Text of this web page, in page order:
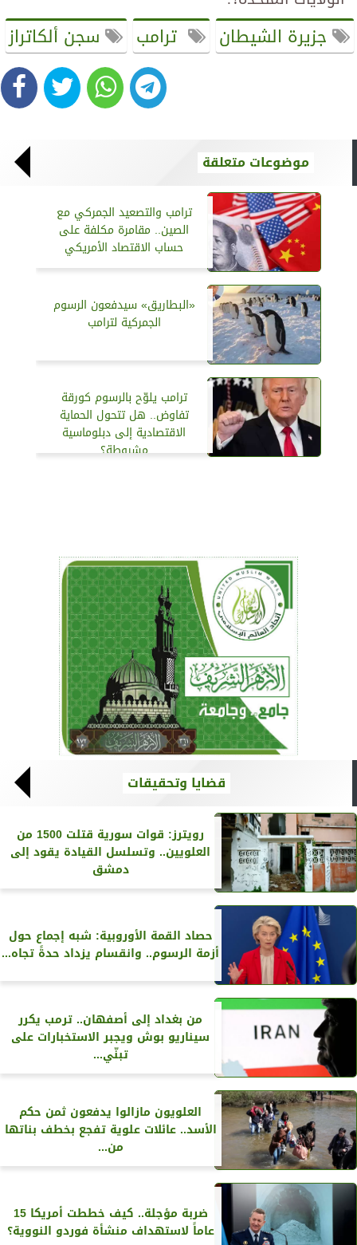
جزيرة الشيطان ترامب سجن ألكاتراز
موضوعات متعلقة
ترامب والتصعيد الجمركي مع
الصين.. مقامرة مكلفة على
حساب الاقتصاد الأمريكي
«البطاريق» سيدفعون الرسوم
الجمركية لترامب
ترامب يلوّح بالرسوم كورقة
تفاوض.. هل تتحول الحماية
الاقتصادية إلى دبلوماسية
مشروطة؟
قضايا وتحقيقات
رويترز‏: قوات سورية قتلت 1500 من
العلويين.. وتسلسل القيادة يقود إلى
دمشق
حصاد القمة الأوروبية: شبه إجماع حول
أزمة الرسوم.. وانقسام يزداد حدةً تجاه...
من بغداد إلى أصفهان.. ترمب يكرر
سيناريو بوش ويجبر الاستخبارات على
تبنّي...
العلويون مازالوا يدفعون ثمن حكم
الأسد.. عائلات علوية تفجع بخطف بناتها
من...
ضربة مؤجلة.. كيف خططت أمريكا 15
عاماً لاستهداف منشأة فوردو النووية؟